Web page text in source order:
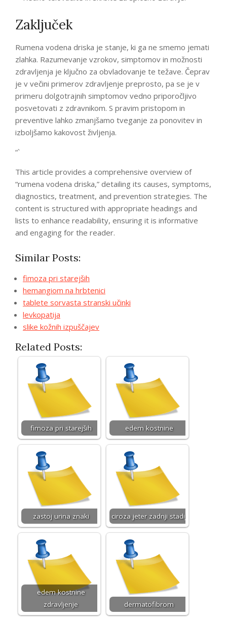
Zaključek
Rumena vodena driska je stanje, ki ga ne smemo jemati
zlahka. Razumevanje vzrokov, simptomov in možnosti
zdravljenja je ključno za obvladovanje te težave. Čeprav
je v večini primerov zdravljenje preprosto, pa se je v
primeru dolgotrajnih simptomov vedno priporočljivo
posvetovati z zdravnikom. S pravim pristopom in
preventive lahko zmanjšamo tveganje za ponovitev in
izboljšamo kakovost življenja.
“`
This article provides a comprehensive overview of
“rumena vodena driska,” detailing its causes, symptoms,
diagnostics, treatment, and prevention strategies. The
content is structured with appropriate headings and
lists to enhance readability, ensuring it is informative
and engaging for the reader.
Similar Posts:
fimoza pri starejših
hemangiom na hrbtenici
tablete sorvasta stranski učinki
levkopatija
slike kožnih izpuščajev
Related Posts:
fimoza pri starejših edem kostnine
zastoj urina znaki ciroza jeter zadnji stadij
edem kostnine
zdravljenje
dermatofibrom